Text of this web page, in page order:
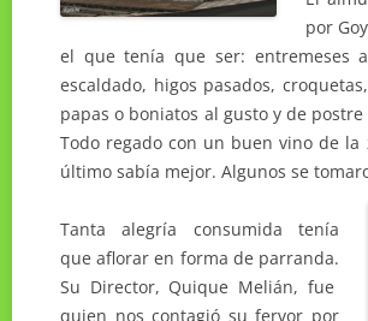
por
el que tenía que ser: entremeses
escaldado, higos pasados,
papas o boniatos al gusto y de
Todo regado con un buen vino de la
último sabía mejor. Algunos se
Tanta alegría consumida tenía
que aflorar en forma de parranda.
Su Director, Quique Melián, fue
quien nos contagió su fervor por